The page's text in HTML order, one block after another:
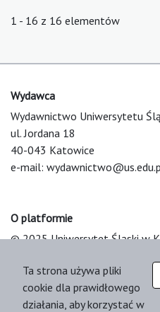
1 - 16 z 16 elementów
Wydawca
Wydawnictwo Uniwersytetu
ul. Jordana 18
40-043 Katowice
e-mail:
O platformie
© 2025 Uniwersytet Śląski w
Platform & Workflow by OJS/
Ta strona używa pliki
cookie dla prawidłowego
działania, aby korzystać w